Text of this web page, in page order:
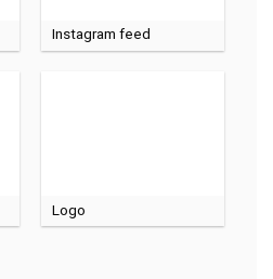
Instagram feed
Logo